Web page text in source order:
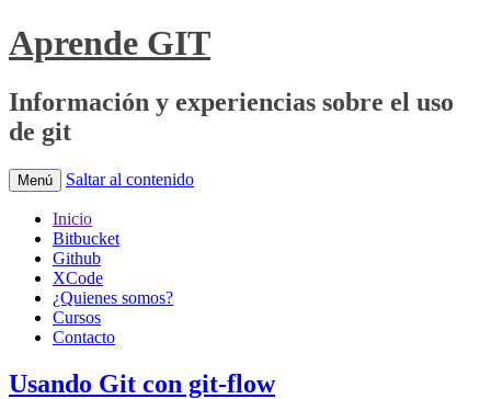
Aprende GIT
Información y experiencias sobre el uso
de git
Menú Saltar al contenido
Inicio
Bitbucket
Github
XCode
¿Quienes somos?
Cursos
Contacto
Usando Git con git-flow